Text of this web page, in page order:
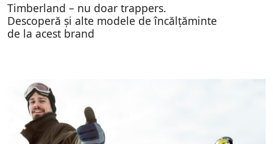
Timberland – nu doar trappers.
Descoperă și alte modele de încălțăminte
de la acest brand